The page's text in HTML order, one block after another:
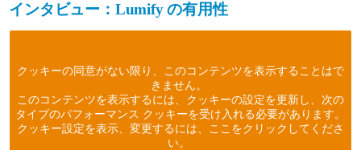
インタビュー：Lumify の有用性
クッキーの同意がない限り、このコンテンツを表示することはで
きません。
このコンテンツを表示するには、クッキーの設定を更新し、次の
タイプのパフォーマンス クッキーを受け入れる必要があります。
クッキー設定を表示、変更するには、ここをクリックしてくださ
い。